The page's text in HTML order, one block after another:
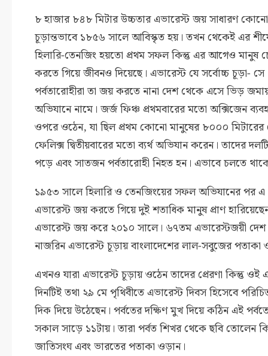
৮ হাজার ৮৪৮ মিটার উচ্চতার এভারেস্ট জয় সাধারণ কোনো
চূড়ান্তভাবে ১৮৫৬ সালে আবিস্কৃত হয়। তখন থেকেই এর
হিলারি-তেনজিং হয়তো প্রথম সফল কিন্তু এর আগেও মানুষ
করতে গিয়ে জীবনও দিয়েছে। এভারেস্ট যে সর্বোচ্চ চূড়া-
পর্বতারোহীরা তা জয় করতে নানা দেশ থেকে এসে ভিড়
অভিযানে নামে। জর্জ ফিঞ্চ প্রথমবারের মতো অক্সিজেন
ওপরে ওঠেন, যা ছিল প্রথম কোনো মানুষের ৮০০০
ফেলিক্স দ্বিতীয়বারের মতো ব্যর্থ অভিযান করেন। তাদের
পড়ে এবং সাতজন পর্বতারোহী নিহত হন। এভাবে চলতে
১৯৫৩ সালে হিলারি ও তেনজিংয়ের সফল অভিযানের পর এ
এভারেস্ট জয় করতে গিয়ে দুই শতাধিক মানুষ প্রাণ
এভারেস্ট জয় করে ২০১০ সালে। ৬৭তম এভারেস্টজয়ী
নাজরিন এভারেস্ট চূড়ায় বাংলাদেশের লাল-সবুজের পতাকা
এখনও যারা এভারেস্ট চূড়ায় ওঠেন তাদের প্রেরণা কিন্তু
দিনটিই তথা ২৯ মে পৃথিবীতে এভারেস্ট দিবস হিসেবে
দিক দিয়ে উঠেছেন। পর্বতের দক্ষিণ মুখ দিয়ে কঠিন এই
সকাল সাড়ে ১১টায়। তারা পর্বত শিখর থেকে ছবি তোলেন
জাতিসংঘ এবং ভারতের পতাকা ওড়ান।